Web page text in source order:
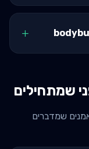
+
שמתחילים
שמדברים